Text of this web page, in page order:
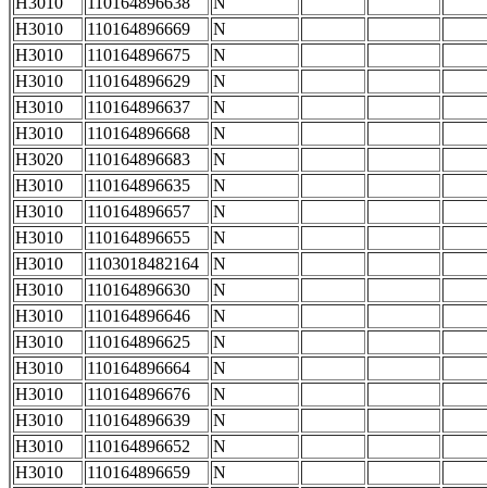
H3010
110164896669
N
H3010
110164896675
N
H3010
110164896629
N
H3010
110164896637
N
H3010
110164896668
N
H3020
110164896683
N
H3010
110164896635
N
H3010
110164896657
N
H3010
110164896655
N
H3010
1103018482164
N
H3010
110164896630
N
H3010
110164896646
N
H3010
110164896625
N
H3010
110164896664
N
H3010
110164896676
N
H3010
110164896639
N
H3010
110164896652
N
H3010
110164896659
N